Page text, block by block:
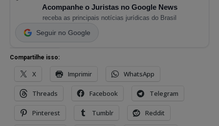
Acompanhe o Juristas no Google News
receba as principais notícias jurídicas do Brasil
Seguir no Google
Compartilhe isso:
X Imprimir WhatsApp
Threads Facebook Telegram
Pinterest Tumblr Reddit